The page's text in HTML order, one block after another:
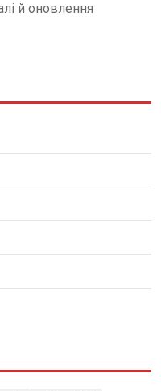
й оновлення